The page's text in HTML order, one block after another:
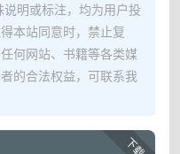
明或标注，均为用户投
本站同意时，禁止复
何网站、书籍等各类媒
的合法权益，可联系我
下载